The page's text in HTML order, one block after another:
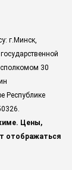
г.Минск,
30
Республике
Цены,
отображаться